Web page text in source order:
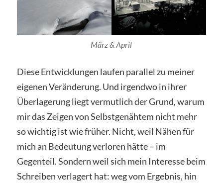
März & April
Diese Entwicklungen laufen parallel zu meiner
eigenen Veränderung. Und irgendwo in ihrer
Überlagerung liegt vermutlich der Grund, warum
mir das Zeigen von Selbstgenähtem nicht mehr
so wichtig ist wie früher. Nicht, weil Nähen für
mich an Bedeutung verloren hätte – im
Gegenteil. Sondern weil sich mein Interesse beim
Schreiben verlagert hat: weg vom Ergebnis, hin